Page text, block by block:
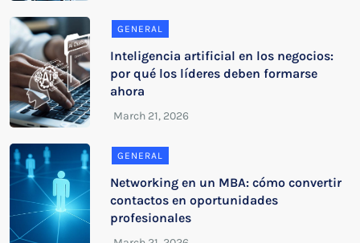
GENERAL
Inteligencia artificial en los negocios:
por qué los líderes deben formarse
ahora
GENERAL
Networking en un MBA: cómo convertir
contactos en oportunidades
profesionales